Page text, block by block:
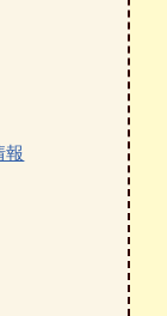
報